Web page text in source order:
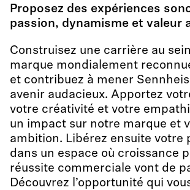
Proposez des expériences
passion, dynamisme et valeur
Construisez une carrière au
marque mondialement
et contribuez à mener
avenir audacieux. Apportez
votre créativité et votre
un impact sur notre marque et
ambition. Libérez ensuite votre
dans un espace où croissance
réussite commerciale vont de
Découvrez l’opportunité qui